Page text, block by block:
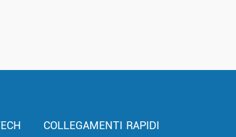
COLLEGAMENTI RAPIDI